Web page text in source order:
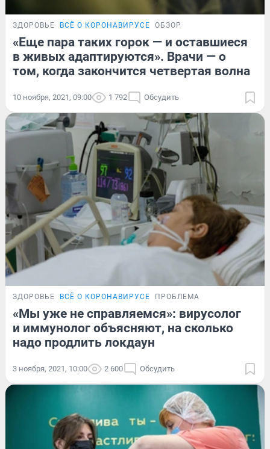
ЗДОРОВЬЕ ВСЁ О КОРОНАВИРУСЕ ОБЗОР
«Еще пара таких горок — и оставшиеся
в живых адаптируются». Врачи — о
том, когда закончится четвертая волна
10 ноября, 2021, 09:00 1 792 Обсудить
ЗДОРОВЬЕ ВСЁ О КОРОНАВИРУСЕ ПРОБЛЕМА
«Мы уже не справляемся»: вирусолог
и иммунолог объясняют, на сколько
надо продлить локдаун
3 ноября, 2021, 10:00 2 600 Обсудить